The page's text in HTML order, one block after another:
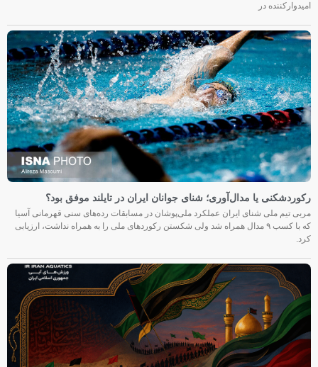
امیدوارکننده در
رکوردشکنی یا مدال‌آوری؛ شنای جوانان ایران در تایلند موفق بود؟
مربی تیم ملی شنای ایران عملکرد ملی‌پوشان در مسابقات رده‌های سنی قهرمانی آسیا
که با کسب ۹ مدال همراه شد ولی شکستن رکوردهای ملی را به همراه نداشت، ارزیابی
کرد.